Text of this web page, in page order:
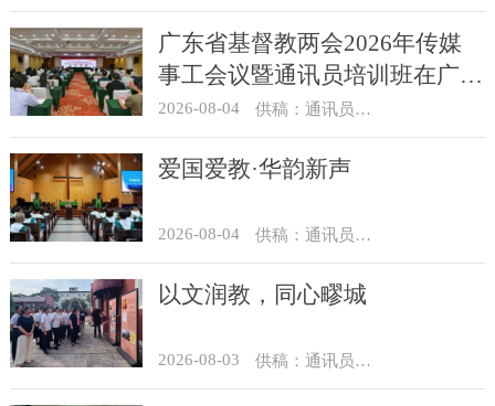
广东省基督教两会2026年传媒
事工会议暨通讯员培训班在广州
举办
2026-08-04 供稿：通讯员 汪浩
爱国爱教·华韵新声
2026-08-04 供稿：通讯员 景健美
以文润教，同心疁城
2026-08-03 供稿：通讯员 景健美